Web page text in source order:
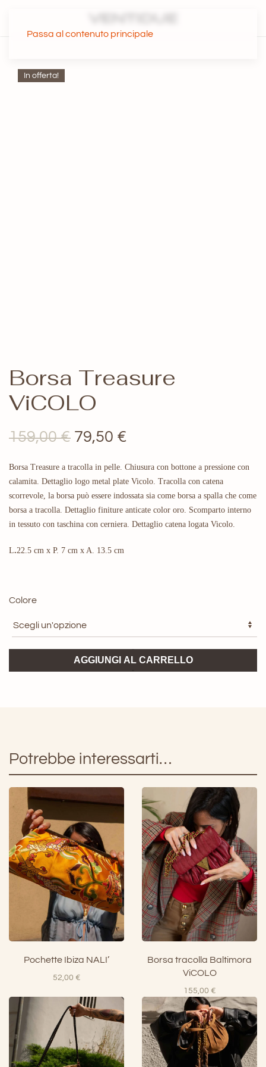
Passa al contenuto principale
In offerta!
Borsa Treasure
ViCOLO
159,00€ Il
originale
era:
159,00 €.
79,50 €
attuale
è:
79,50 €.
Borsa Treasure a tracolla in pelle. Chiusura con bottone a pressione con
calamita. Dettaglio logo metal plate Vicolo. Tracolla con catena
scorrevole, la borsa può essere indossata sia come borsa a spalla che come
borsa a tracolla. Dettaglio finiture anticate color oro. Scomparto interno
in tessuto con taschina con cerniera. Dettaglio catena logata Vicolo.
L.22.5 cm x P. 7 cm x A. 13.5 cm
Colore
Treasure
AGGIUNGI AL CARRELLO
Potrebbe interessarti…
Pochette Ibiza NALI’
52,00 €
Borsa tracolla Baltimora
ViCOLO
155,00 €